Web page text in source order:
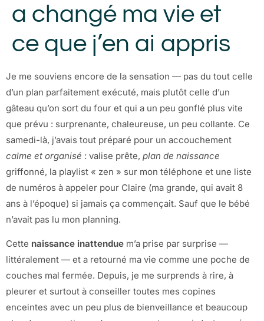
a changé ma vie et
ce que j’en ai appris
Je me souviens encore de la sensation — pas du tout celle
d’un plan parfaitement exécuté, mais plutôt celle d’un
gâteau qu’on sort du four et qui a un peu gonflé plus vite
que prévu : surprenante, chaleureuse, un peu collante. Ce
samedi-là, j’avais tout préparé pour un accouchement
calme et organisé : valise prête, plan de naissance
griffonné, la playlist « zen » sur mon téléphone et une liste
de numéros à appeler pour Claire (ma grande, qui avait 8
ans à l’époque) si jamais ça commençait. Sauf que le bébé
n’avait pas lu mon planning.
Cette naissance inattendue m’a prise par surprise —
littéralement — et a retourné ma vie comme une poche de
couches mal fermée. Depuis, je me surprends à rire, à
pleurer et surtout à conseiller toutes mes copines
enceintes avec un peu plus de bienveillance et beaucoup